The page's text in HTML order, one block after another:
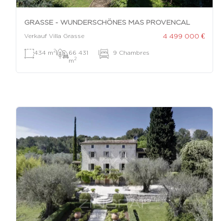
GRASSE - WUNDERSCHÖNES MAS PROVENCAL
Verkauf Villa Grasse 4 499 000 €
434 m 2|
66 431
m 2
| 9 Chambres